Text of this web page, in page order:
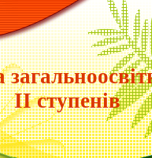
ІІ ступенів